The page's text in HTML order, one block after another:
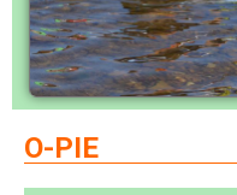
O-PIE